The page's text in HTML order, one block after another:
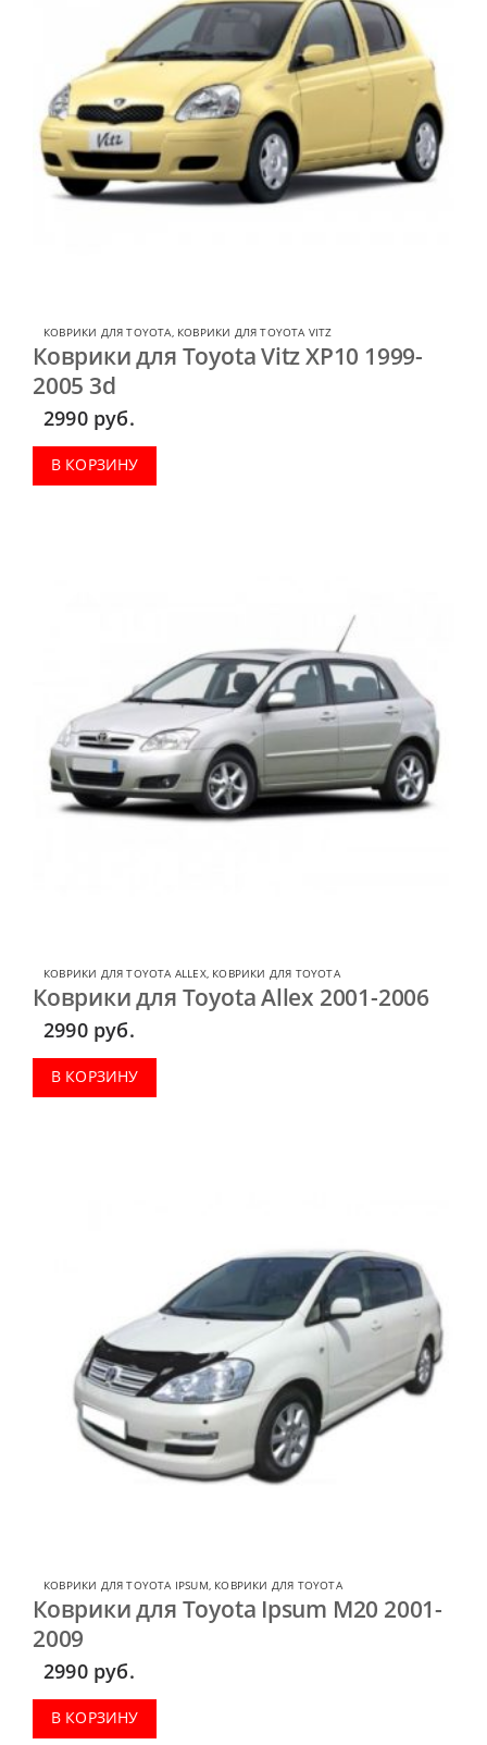
КОВРИКИ ДЛЯ TOYOTA КОВРИКИ ДЛЯ TOYOTA VITZ
Коврики для Toyota Vitz XP10 1999-
2005 3d
2990 руб.
В КОРЗИНУ
КОВРИКИ ДЛЯ TOYOTA ALLEX, КОВРИКИ ДЛЯ TOYOTA
Коврики для Toyota Allex 2001-2006
2990 руб.
В КОРЗИНУ
КОВРИКИ ДЛЯ TOYOTA IPSUM, КОВРИКИ ДЛЯ TOYOTA
Коврики для Toyota Ipsum M20 2001-
2009
2990 руб.
В КОРЗИНУ